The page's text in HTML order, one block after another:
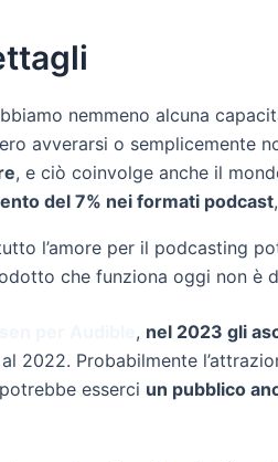
nemmeno alcuna
avverarsi o semplicemente
, e ciò coinvolge anche il
del 7% nei formati podcast
l’amore per il podcasting
che funziona oggi non è
, nel 2023 gli
2022. Probabilmente
esserci un pubblico